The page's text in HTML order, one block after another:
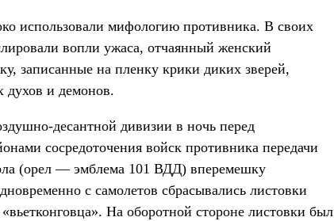
использовали мифологию противника. В своих
вопли ужаса, отчаянный женский
записанные на пленку крики диких зверей,
духов и демонов.
десантной дивизии в ночь перед
сосредоточения войск противника передачи
(орел — эмблема 101 ВДД) вперемешку
с самолетов сбрасывались листовки
На оборотной стороне листовки был